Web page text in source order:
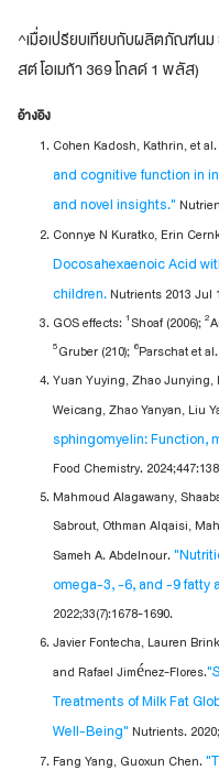
^เมื่อเปรียบเทียบกับผลิตภัณฑ์นม
สต์ โอเมก้า 369 โกลด์ 1 พลัส)
อ้างอิง
Cohen Kadosh, Kathrin, et al.
and cognitive function in
and novel insights."
Connye N Kuratko, Erin
Docosahexaenoic Acid
children. Nutrients 2013 Jul
GOS effects: 1Shoaf (2006); 2
5Gruber (210); 6Parschat et al.
Yuan Yuying, Zhao Junying,
Weicang, Zhao Yanyan, Liu
sphingomyelin: Function,
Food Chemistry.
Mahmoud Alagawany,
Sabrout, Othman Alqaisi,
Sameh A. Abdelnour.
omega-3, -6, and -9 fatty
2022;33(7):1678-1690.
Javier Fontecha, Lauren
and Rafael Jiménez-Flores.
Treatments of Milk Fat
Well-Being" Nutrients.
Fang Yang, Guoxun Chen.